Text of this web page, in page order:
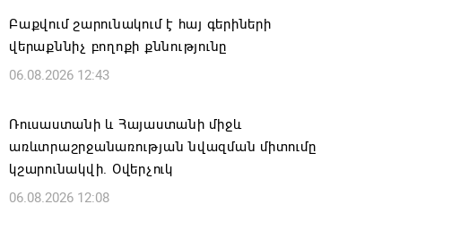
Բաքվում շարունակում է հայ գերիների
վերաքննիչ բողոքի քննությունը
06.08.2026 12:43
Ռուսաստանի և Հայաստանի միջև
առևտրաշրջանառության նվազման միտումը
կշարունակվի. Օվերչուկ
06.08.2026 12:08